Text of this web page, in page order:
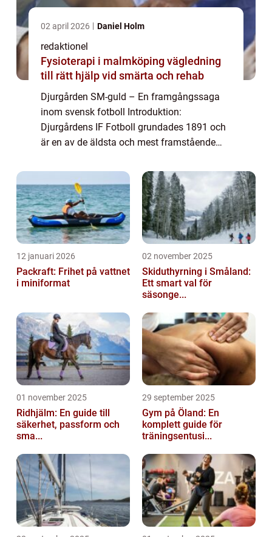
02 april 2026 Daniel Holm
redaktionel
Fysioterapi i malmköping vägledning
till rätt hjälp vid smärta och rehab
Djurgården SM-guld – En framgångssaga
inom svensk fotboll Introduktion:
Djurgårdens IF Fotboll grundades 1891 och
är en av de äldsta och mest framstående
de varit framgångsrika och har erövrat ett
fle...
12 januari 2026
Packraft: Frihet på vattnet
i miniformat
02 november 2025
Skiduthyrning i Småland:
Ett smart val för
säsonge...
01 november 2025
Ridhjälm: En guide till
säkerhet, passform och
sma...
29 september 2025
Gym på Öland: En
komplett guide för
träningsentusi...